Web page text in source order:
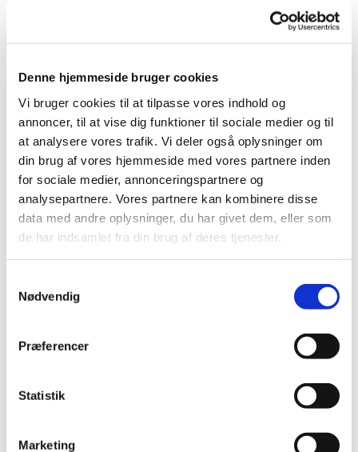
Denne hjemmeside bruger cookies
Vi bruger cookies til at tilpasse vores indhold og
annoncer, til at vise dig funktioner til sociale medier og til
at analysere vores trafik. Vi deler også oplysninger om
din brug af vores hjemmeside med vores partnere inden
for sociale medier, annonceringspartnere og
analysepartnere. Vores partnere kan kombinere disse
data med andre oplysninger, du har givet dem, eller som
de har indsamlet fra din brug af deres tjenester.
Nødvendig
Præferencer
Statistik
Marketing
Start dagen med fællessang og et øjebliks ro, inden
studier og arbejde kalder.
Frederiksberg Kirke inviterer til morgensang – et nyt tiltag
for alle, der har lyst til at begynde dagen med musik og
fællesskab.
Vi synger tre sange fra Højskolesangbogen, og vært Per
Slyngborg giver dem liv med en kort fortælling om
sangenes baggrund og betydning. Morgensangen varer
ikke længe, men giver mulighed for at begynde dagen i et
Frederiksberg Kirke. Arrangementet er åbent for alle –
uanset om du er studerende, på vej til arbejde eller blot